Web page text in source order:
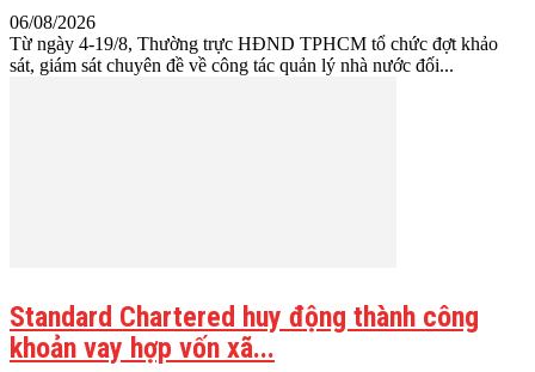
06/08/2026
Từ ngày 4-19/8, Thường trực HĐND TPHCM tổ chức đợt khảo
sát, giám sát chuyên đề về công tác quản lý nhà nước đối...
Standard Chartered huy động thành công
khoản vay hợp vốn xã...